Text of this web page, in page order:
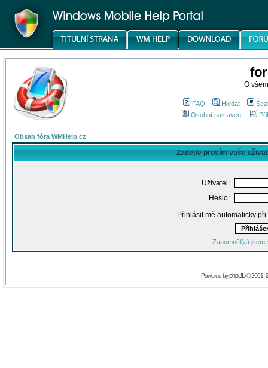
O
FAQ Hledat
Osobní nastavení
Obsah fóra WMHelp.cz
Zadejte prosím vaše
Uživatel:
Heslo:
Přihlásit mě automaticky
Zapomněl(a) jsem
Powered byphpBB© 2001,